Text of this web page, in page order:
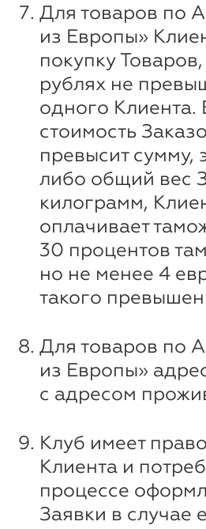
Для товаров по
из Европы»
покупку
рублях не
одного Клиента.
стоимость
превысит сумму,
либо общий вес
килограмм,
оплачивает
30 процентов
но не менее 4
такого
Для товаров по
из Европы»
с адресом
Клуб имеет
Клиента и
процессе
Заявки в случае